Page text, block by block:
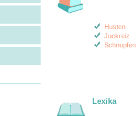
Husten
Juckreiz
Schnupfen
Lexika